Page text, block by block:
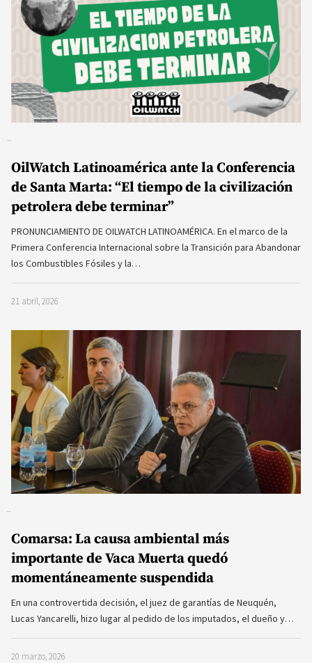
OilWatch Latinoamérica ante la Conferencia
de Santa Marta: “El tiempo de la civilización
petrolera debe terminar”
PRONUNCIAMIENTO DE OILWATCH LATINOAMÉRICA. En el marco de la
Primera Conferencia Internacional sobre la Transición para Abandonar
los Combustibles Fósiles y la…
21 abril, 2026
Comarsa: La causa ambiental más
importante de Vaca Muerta quedó
momentáneamente suspendida
En una controvertida decisión, el juez de garantías de Neuquén,
Lucas Yancarelli, hizo lugar al pedido de los imputados, el dueño y…
20 marzo, 2026